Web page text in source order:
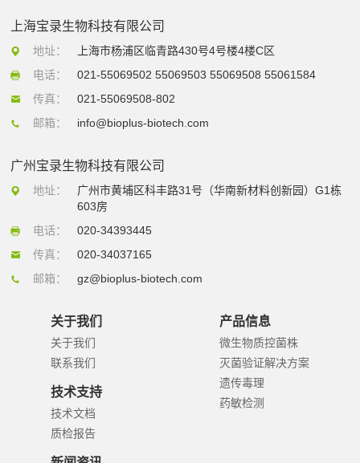
上海宝录生物科技有限公司
地址：
上海市杨浦区临青路430号4号楼4楼C区
电话：
021-55069502 55069503 55069508 55061584
传真：
021-55069508-802
邮箱：
info@bioplus-biotech.com
广州宝录生物科技有限公司
地址：
广州市黄埔区科丰路31号（华南新材料创新园）G1栋
603房
电话：
020-34393445
传真：
020-34037165
邮箱：
gz@bioplus-biotech.com
关于我们
关于我们
联系我们
技术支持
技术文档
质检报告
产品信息
微生物质控菌株
灭菌验证解决方案
遗传毒理
药敏检测